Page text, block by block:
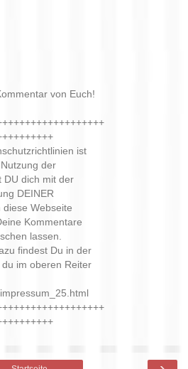
von Euch!
ist
der
DU dich mit der
DEINER
Webseite
Kommentare
lassen.
findest Du in der
im oberen Reiter